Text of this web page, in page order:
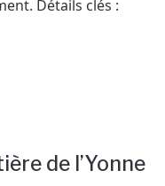
Détails clés :
de l’Yonne